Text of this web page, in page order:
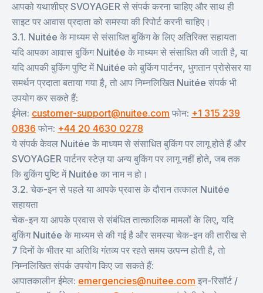
आपको यथाशीघ्र SVOYAGER से संपर्क करना चाहिए और साथ ही
साइट पर आवास प्रदाता को समस्या की रिपोर्ट करनी चाहिए।
3.1. Nuitée के माध्यम से संसाधित बुकिंग के लिए अतिरिक्त सहायता
यदि आपका आवास बुकिंग Nuitée के माध्यम से संसाधित की जाती है, या
यदि आपकी बुकिंग पुष्टि में Nuitée को बुकिंग पार्टनर, भुगतान प्रोसेसर या
समर्थन प्रदाता बताया गया है, तो आप निम्नलिखित Nuitée संपर्क भी
उपयोग कर सकते हैं:
ईमेल: customer-support@nuitee.com फोन: +1 315 239
0836 फोन: +44 20 4630 0278
ये संपर्क केवल Nuitée के माध्यम से संसाधित बुकिंग पर लागू होते हैं और
SVOYAGER पार्टनर स्टेज़ या अन्य बुकिंग पर लागू नहीं होते, जब तक
कि बुकिंग पुष्टि में Nuitée का नाम न हो।
3.2. चेक-इन से पहले या आपके प्रवास के दौरान तत्काल Nuitée
सहायता
चेक-इन या आपके प्रवास से संबंधित तात्कालिक मामलों के लिए, यदि
बुकिंग Nuitée के माध्यम से की गई है और समस्या चेक-इन की तारीख से
7 दिनों के भीतर या अतिथि गंतव्य पर रहते समय उत्पन्न होती है, तो
निम्नलिखित संपर्क उपयोग किए जा सकते हैं:
आपातकालीन ईमेल: emergencies@nuitee.com इन-रिसॉर्ट /